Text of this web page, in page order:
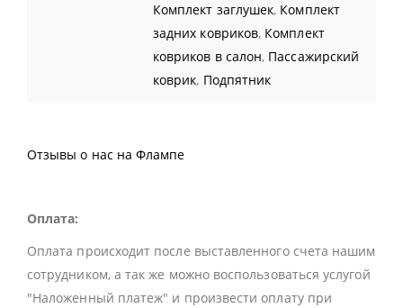
Комплект заглушек, Комплект
задних ковриков, Комплект
ковриков в салон, Пассажирский
коврик, Подпятник
Отзывы о нас на Флампе
Оплата:
Оплата происходит после выставленного счета нашим
сотрудником, а так же можно воспользоваться услугой
"Наложенный платеж" и произвести оплату при